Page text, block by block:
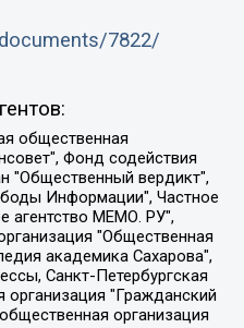
7822/
"Нобелевский призыв", Гималова Регина Эмилевна, Григорьев Андрей Валерьевич, Григорьева Алина Александровна, Ассоциация по содействию защите прав призывников, альтернативнослужащих и военнослужащих "Правозащитная группа "Гражданин.Армия.Право", Хисамова Регина Фаритовна, Автономная некоммерческая организация по реализации социально-правовых программ "Лилит", Дальневосточное общественное движение "Маяк", Санкт-Петербургская ЛГБТ-инициативная группа "Выход", Инициативная группа ЛГБТ+ "Реверс", Алексеев Андрей Викторович, Бекбулатова Таисия Львовна, Беляев Иван Михайлович, Владыкина Елена Сергеевна, Гельман Марат Александрович, Никульшина Вероника Юрьевна, Толоконникова Надежда Андреевна, Шендерович Виктор Анатольевич, Общество с ограниченной ответственностью "Данное сообщение", Общество с ограниченной ответственностью Издательский дом "Новая глава", Айнбиндер Александра Александровна, Московский комьюнити-центр для ЛГБТ+инициатив, Благотворительный фонд развития филантропии, Deutsche Welle (Германия, Kurt-Schumacher-Strasse 3, 53113 Bonn), Борзунова Мария Михайловна, Воробьев Виктор Викторович, Голубева Анна Львовна, Константинова Алла Михайловна, Малкова Ирина Владимировна, Мурадов Мурад Абдулгалимович, Осетинская Елизавета Николаевна, Понасенков Евгений Николаевич, Ганапольский Матвей Юрьевич, Киселев Евгений Алексеевич, Борухович Ирина Григорьевна, Дремин Иван Тимофеевич, Дубровский Дмитрий Викторович, Красноярская региональная общественная организация поддержки и развития альтернативных образовательных технологий и межкультурных коммуникаций "ИНТЕРРА", Маяковская Екатерина Алексеевна, Фейгин Марк Захарович, Филимонов Андрей Викторович, Дзугкоева Регина Николаевна, Доброхотов Роман Александрович, Дудь Юрий Александрович, Елкин Сергей Владимирович, Кругликов Кирилл Игоревич, Сабунаева Мария Леонидовна, Семенов Алексей Владимирович, Шаинян Карен Багратович, Шульман Екатерина Михайловна, Асафьев Артур Валерьевич, Вахштайн Виктор Семенович, Венедиктов Алексей Алексеевич, Лушникова Екатерина Евгеньевна, Волков Леонид Михайлович, Невзоров Александр Глебович, Пархоменко Сергей Борисович, Сироткин Ярослав Николаевич, Кара-Мурза Владимир Владимирович, Баранова Наталья Владимировна, Гозман Леонид Яковлевич, Кагарлицкий Борис Юльевич, Климарев Михаил Валерьевич, Милов Владимир Станиславович, Автономная некоммерческая организация Краснодарский центр современного искусства "Типография", Моргенштерн Алишер Тагирович, Соболь Любовь Эдуардовна, Общество с ограниченной ответственностью "ЛИЗА НОРМ", Каспаров Гарри Кимович, Ходорковский Михаил Борисович, Общество с ограниченной ответственностью "Апрельские тезисы", Данилович Ирина Брониславовна, Кашин Олег Владимирович, Петров Николай Владимирович, Пивоваров Алексей Владимирович, Соколов Михаил Владимирович, Цветкова Юлия Владимировна, Чичваркин Евгений Александрович, Комитет против пыток/Команда против пыток, Общество с ограниченной ответственностью "Первый научный", Общество с ограниченной ответственностью "Вертолет и ко", Белоцерковская Вероника Борисовна, Кац Максим Евгеньевич, Лазарева Татьяна Юрьевна, Шаведдинов Руслан Табризович, Яшин Илья Валерьевич, Общество с ограниченной ответственностью "Иноагент ААВ", Алешковский Дмитрий Петрович, Альбац Евгения Марковна, Быков Дмитрий Львович, Галямина Юлия Евгеньевна, Лойко Сергей Леонидович, Мартынов Кирилл Константинович, Медведев Сергей Александрович, Крашенинников Федор Геннадиевич, Гордеева Катерина Вл